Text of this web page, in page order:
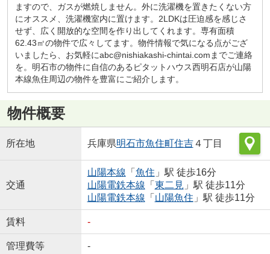
ますので、ガスが燃焼しません。外に洗濯機を置きたくない方
にオススメ、洗濯機室内に置けます。2LDKは圧迫感を感じさ
せず、広く開放的な空間を作り出してくれます。専有面積
62.43㎡の物件で広々してます。物件情報で気になる点がござ
いましたら、お気軽にabc@nishiakashi-chintai.comまでご連絡
を。明石市の物件に自信のあるピタットハウス西明石店が山陽
本線魚住周辺の物件を豊富にご紹介します。
物件概要
所在地 兵庫県明石市魚住町住吉４丁目
交通
山陽本線 「 魚住 」駅 徒歩16分
山陽電鉄本線 「 東二見 」駅 徒歩11分
山陽電鉄本線 「 山陽魚住 」駅 徒歩11分
賃料 -
管理費等 -